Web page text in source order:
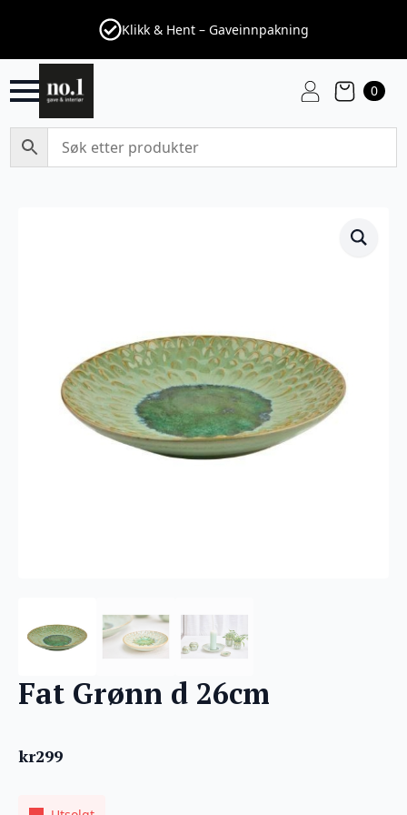
Klikk & Hent – Gaveinnpakning
0
Fat Grønn d 26cm
kr299